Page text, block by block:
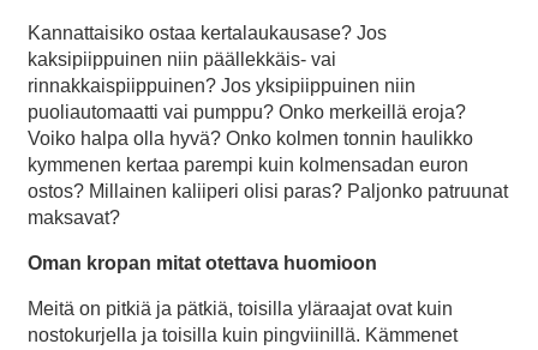
Kannattaisiko ostaa kertalaukausase? Jos
kaksipiippuinen niin päällekkäis- vai
rinnakkaispiippuinen? Jos yksipiippuinen niin
puoliautomaatti vai pumppu? Onko merkeillä eroja?
Voiko halpa olla hyvä? Onko kolmen tonnin haulikko
kymmenen kertaa parempi kuin kolmensadan euron
ostos? Millainen kaliiperi olisi paras? Paljonko patruunat
maksavat?
Oman kropan mitat otettava huomioon
Meitä on pitkiä ja pätkiä, toisilla yläraajat ovat kuin
nostokurjella ja toisilla kuin pingviinillä. Kämmenet